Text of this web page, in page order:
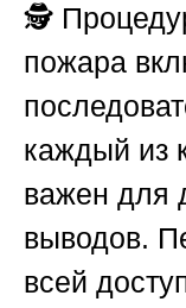
🕵️
пожара
каждый из
важен для
выводов.
всей